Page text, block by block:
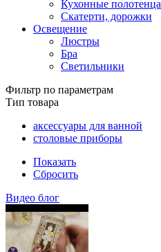
Кухонные полотенца
Скатерти, дорожки
Освещение
Люстры
Бра
Светильники
Фильтр по параметрам
Тип товара
аксессуары для ванной
столовые приборы
Показать
Сбросить
Видео блог